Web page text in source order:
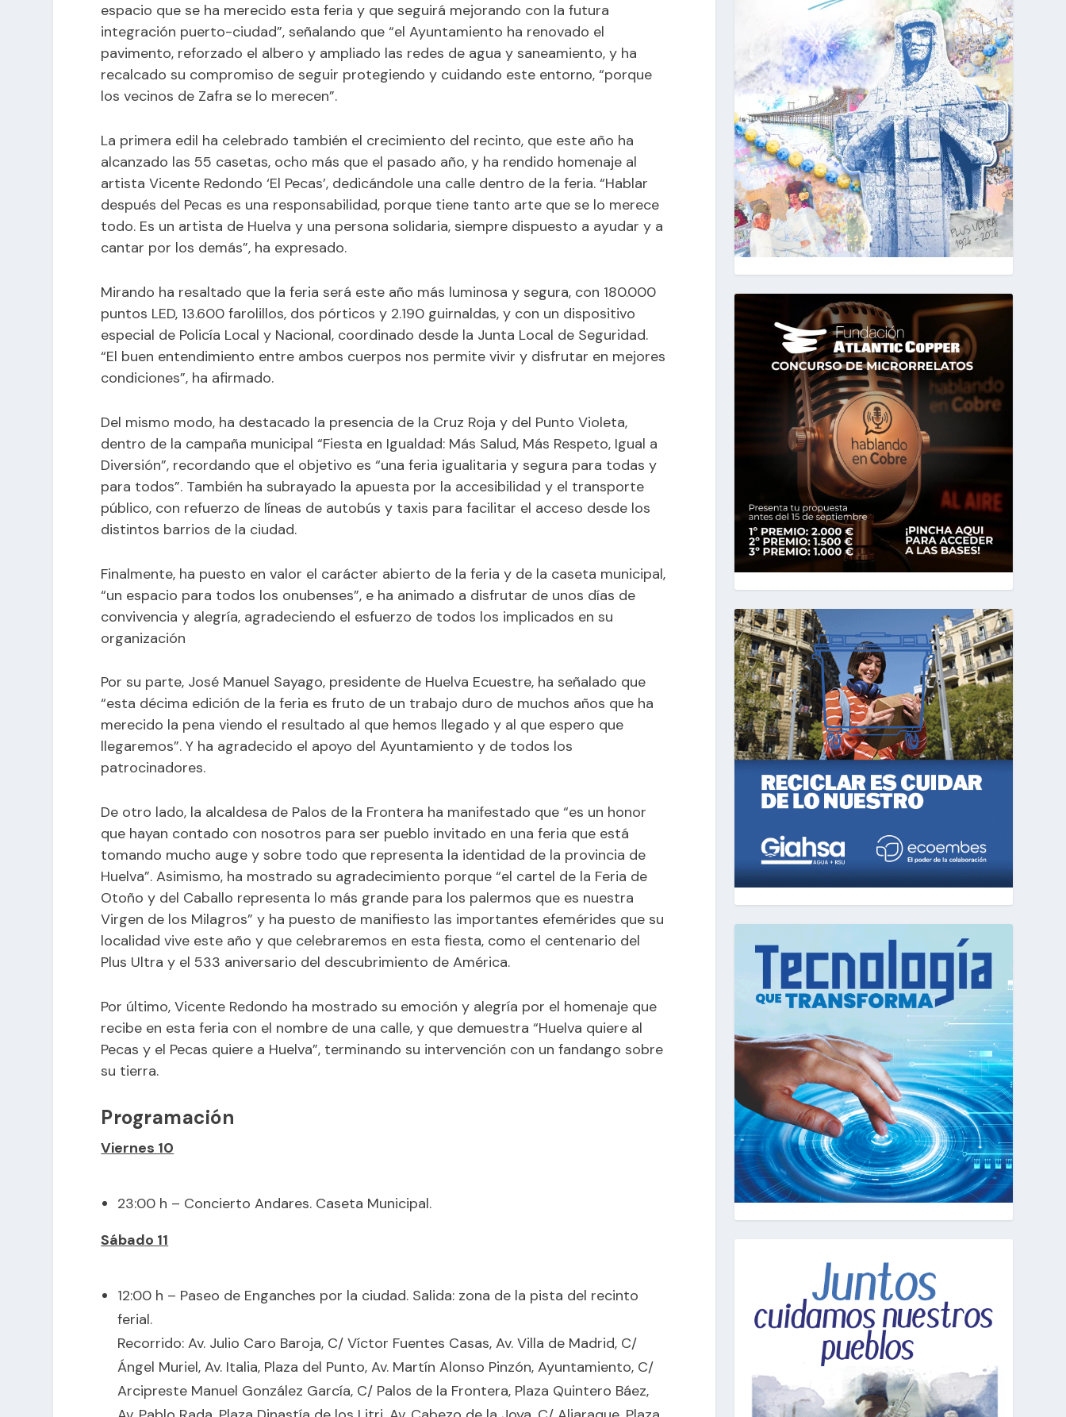
espacio que se ha merecido esta feria y que seguirá mejorando con la futura
integración puerto-ciudad”, señalando que “el Ayuntamiento ha renovado el
pavimento, reforzado el albero y ampliado las redes de agua y saneamiento, y ha
recalcado su compromiso de seguir protegiendo y cuidando este entorno, “porque
los vecinos de Zafra se lo merecen”.
La primera edil ha celebrado también el crecimiento del recinto, que este año ha
alcanzado las 55 casetas, ocho más que el pasado año, y ha rendido homenaje al
artista Vicente Redondo ‘El Pecas’, dedicándole una calle dentro de la feria. “Hablar
después del Pecas es una responsabilidad, porque tiene tanto arte que se lo merece
todo. Es un artista de Huelva y una persona solidaria, siempre dispuesto a ayudar y a
cantar por los demás”, ha expresado.
Mirando ha resaltado que la feria será este año más luminosa y segura, con 180.000
puntos LED, 13.600 farolillos, dos pórticos y 2.190 guirnaldas, y con un dispositivo
especial de Policía Local y Nacional, coordinado desde la Junta Local de Seguridad.
“El buen entendimiento entre ambos cuerpos nos permite vivir y disfrutar en mejores
condiciones”, ha afirmado.
Del mismo modo, ha destacado la presencia de la Cruz Roja y del Punto Violeta,
dentro de la campaña municipal “Fiesta en Igualdad: Más Salud, Más Respeto, Igual a
Diversión”, recordando que el objetivo es “una feria igualitaria y segura para todas y
para todos”. También ha subrayado la apuesta por la accesibilidad y el transporte
público, con refuerzo de líneas de autobús y taxis para facilitar el acceso desde los
distintos barrios de la ciudad.
Finalmente, ha puesto en valor el carácter abierto de la feria y de la caseta municipal,
“un espacio para todos los onubenses”, e ha animado a disfrutar de unos días de
convivencia y alegría, agradeciendo el esfuerzo de todos los implicados en su
organización
Por su parte, José Manuel Sayago, presidente de Huelva Ecuestre, ha señalado que
“esta décima edición de la feria es fruto de un trabajo duro de muchos años que ha
merecido la pena viendo el resultado al que hemos llegado y al que espero que
llegaremos”. Y ha agradecido el apoyo del Ayuntamiento y de todos los
patrocinadores.
De otro lado, la alcaldesa de Palos de la Frontera ha manifestado que “es un honor
que hayan contado con nosotros para ser pueblo invitado en una feria que está
tomando mucho auge y sobre todo que representa la identidad de la provincia de
Huelva”. Asimismo, ha mostrado su agradecimiento porque “el cartel de la Feria de
Otoño y del Caballo representa lo más grande para los palermos que es nuestra
Virgen de los Milagros” y ha puesto de manifiesto las importantes efemérides que su
localidad vive este año y que celebraremos en esta fiesta, como el centenario del
Plus Ultra y el 533 aniversario del descubrimiento de América.
Por último, Vicente Redondo ha mostrado su emoción y alegría por el homenaje que
recibe en esta feria con el nombre de una calle, y que demuestra “Huelva quiere al
Pecas y el Pecas quiere a Huelva”, terminando su intervención con un fandango sobre
su tierra.
Programación
Viernes 10
23:00 h – Concierto Andares. Caseta Municipal.
Sábado 11
12:00 h – Paseo de Enganches por la ciudad. Salida: zona de la pista del recinto
ferial.
Recorrido: Av. Julio Caro Baroja, C/ Víctor Fuentes Casas, Av. Villa de Madrid, C/
Ángel Muriel, Av. Italia, Plaza del Punto, Av. Martín Alonso Pinzón, Ayuntamiento, C/
Arcipreste Manuel González García, C/ Palos de la Frontera, Plaza Quintero Báez,